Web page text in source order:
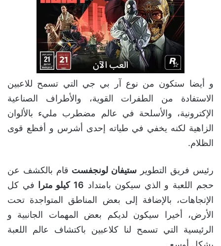
و أيضا ستكون من نوع آر بي جي التي تسمح للاعبين
الاستفادة من الطفرات القوية، والأطراف الصناعية
الإكترونية، والأسلحة في عالم مضطرب مليء بالألوان
الزاهية لكنه يخفي في طياته إحدى أشرس و أفظع قوى
الظلام.
رئيس فريق التطوير ستيفان لونجفست قام بالكشف عن
حجم اللعبة و الذي سيكون بامتداد 16 كيلو مترا
في كل
الإتجاهات، بالإضافة إلى بعض المناطق المتواجدة تحت
الأرض، أخيرا سيكون لديكم بعض المهمات الجانبية و
الرئيسية التي تسمح لنا كلاعبين باكتشاف عالم اللعبة